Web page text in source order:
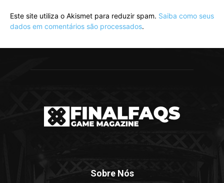
Este site utiliza o Akismet para reduzir spam. Saiba como seus
dados em comentários são processados.
Sobre Nós